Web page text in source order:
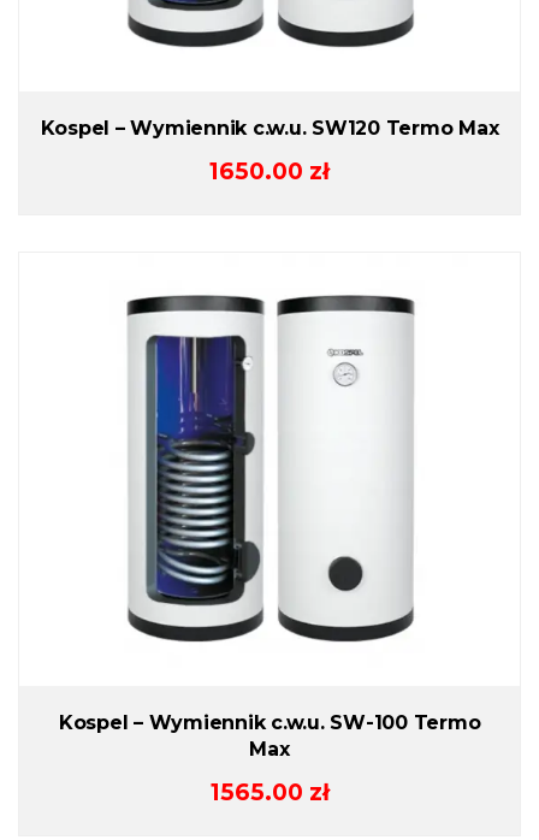
Kospel – Wymiennik c.w.u. SW120 Termo Max
1650.00 zł
Kospel – Wymiennik c.w.u. SW-100 Termo
Max
1565.00 zł